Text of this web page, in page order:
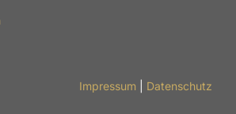
Impressum Datenschutz